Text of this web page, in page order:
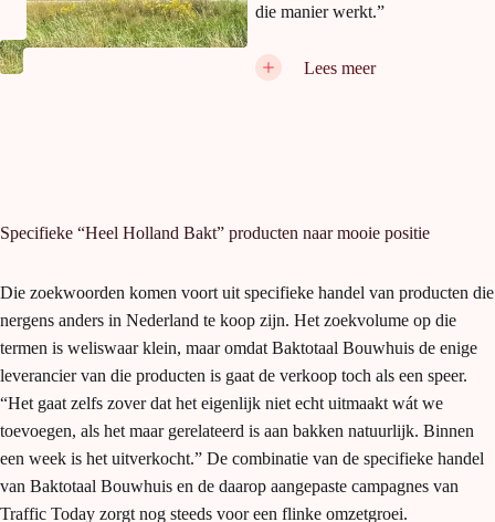
die manier werkt.”
Mocht er toch wat aan de hand
zijn, dan is het contact met zijn
dit moment nog veel meer uit
met Sander over gesproken. Toch
hebben we voor nu gekozen om
desocial media marketing
nog
niet uit te besteden. Simpelweg
doordat we te weinig tijd hebben
om ons hierin te verdiepen en je
aanleveren.”
Door de immense drukte bij
Baktotaal Bouwhuis is er op dit
Lees meer
Specifieke “Heel Holland Bakt” producten naar mooie positie
Die zoekwoorden komen voort uit specifieke handel van producten die
nergens anders in Nederland te koop zijn. Het zoekvolume op die
termen is weliswaar klein, maar omdat Baktotaal Bouwhuis de enige
leverancier van die producten is gaat de verkoop toch als een speer.
“Het gaat zelfs zover dat het eigenlijk niet echt uitmaakt wát we
toevoegen, als het maar gerelateerd is aan bakken natuurlijk. Binnen
een week is het uitverkocht.” De combinatie van de specifieke handel
van Baktotaal Bouwhuis en de daarop aangepaste campagnes van
Traffic Today zorgt nog steeds voor een flinke omzetgroei.